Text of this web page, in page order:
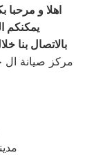
اهلا و
يمكنكم
بالاتصال بنا
مدينتى